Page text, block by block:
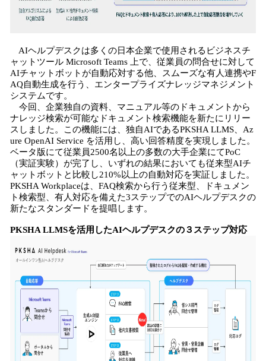
AIヘルプデスクは多くの日本企業で使用されるビジネスチ
ャットツール Microsoft Teams 上で、従業員の問合せに対して
AIチャットボットが自動応対する他、スムーズな有人連携やF
AQ自動生成を行う、エンタープライズナレッジマネジメント
システムです。
今回、企業独自の資料、マニュアル等のドキュメントから
ナレッジ検索が可能なドキュメント検索機能を新たにリリー
スしました。この機能には、独自AIであるPKSHA LLMS、Az
ure OpenAI Service を活用し、高い回答精度を実現しました。
ベータ版にて従業員2500名以上の多数の大手企業にてPoC
（実証実験）が完了し、いずれの結果においても従来型AIチ
ャットボットと比較し210%以上の自動対応を実証しました。
PKSHA Workplaceは、FAQ検索から行う従来型、ドキュメン
ト検索型、有人対応を備えた3ステップでのAIヘルプデスクの
新たなスタンダードを提唱します。
PKSHA LLMSを活用したAIヘルプデスクの３ステップ対応